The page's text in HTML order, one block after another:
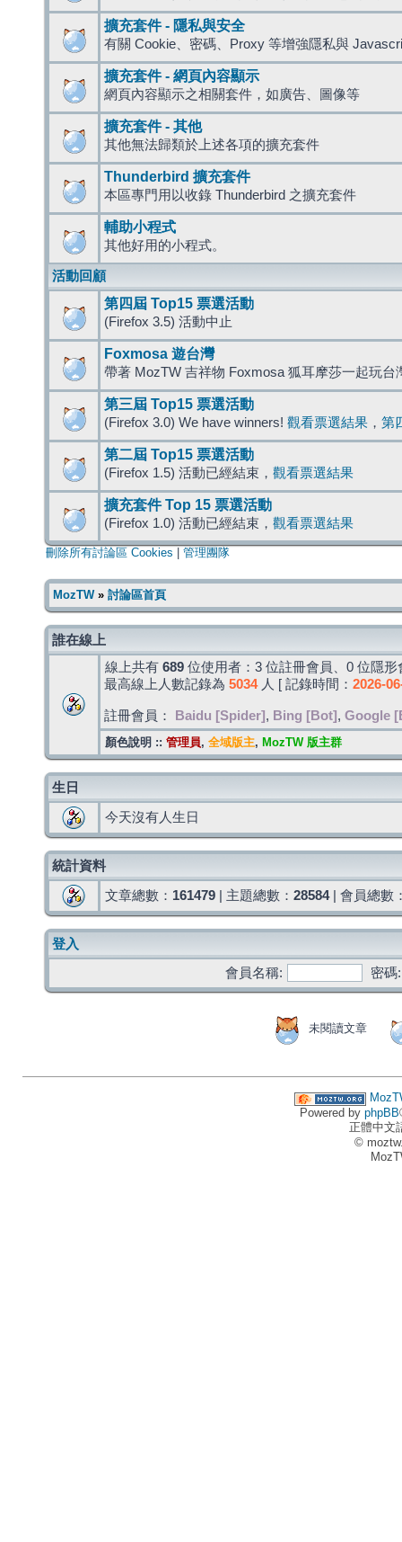
擴充套件 - 隱私與安全
有關 Cookie、密碼、Proxy 等增強隱私與
擴充套件 - 網頁內容顯示
網頁內容顯示之相關套件，如廣告、圖像等
擴充套件 - 其他
其他無法歸類於上述各項的擴充套件
Thunderbird 擴充套件
本區專門用以收錄 Thunderbird 之擴充套件
輔助小程式
其他好用的小程式。
活動回顧
第四屆 Top15 票選活動
(Firefox 3.5) 活動中止
Foxmosa 遊台灣
帶著 MozTW 吉祥物 Foxmosa 狐耳摩莎一起玩台
第三屆 Top15 票選活動
(Firefox 3.0) We have winners! 觀看票選結果 ， 第
第二屆 Top15 票選活動
(Firefox 1.5) 活動已經結束， 觀看票選結果
擴充套件 Top 15 票選活動
(Firefox 1.0) 活動已經結束， 觀看票選結果
刪除所有討論區 Cookies 管理團隊
MozTW» 討論區首頁
誰在線上
線上共有 689 位使用者：3 位註冊會員、0 位隱
最高線上人數記錄為 5034人 [ 記錄時間： 2026-
註冊會員： Baidu [Spider] , Bing [Bot] , Google
顏色說明 :: 管理員, 全域版主, MozTW 版主群
生日
今天沒有人生日
統計資料
文章總數： 161479 | 主題總數： 28584| 會員總數
登入
會員名稱:
密碼:
未閱讀文章
Powered by phpBB
正體中文
©